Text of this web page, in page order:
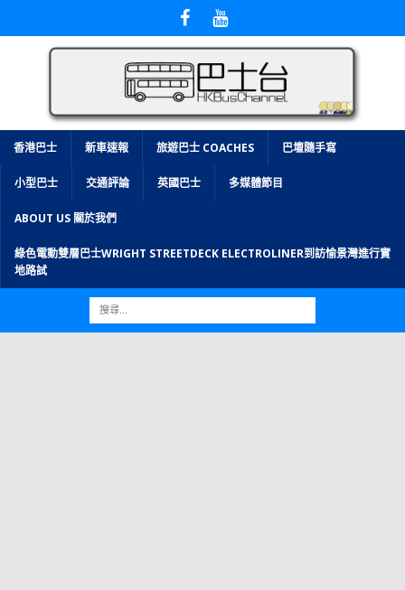
香港巴士 新車速報 旅遊巴士 COACHES 巴壇隨手寫
小型巴士 交通評論 英國巴士 多媒體節目
ABOUT US 關於我們
綠色電動雙層巴士WRIGHT STREETDECK ELECTROLINER到訪愉景灣進行實
地路試